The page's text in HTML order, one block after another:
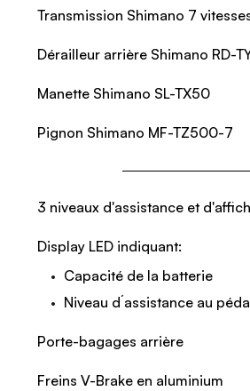
Transmission Shimano 7
Dérailleur arrière Shimano RD-
Manette Shimano SL-TX50
Pignon Shimano MF-TZ500-7
3 niveaux d'assistance et
Display LED indiquant:
Capacité de la batterie
Niveau d´assistance au
Porte-bagages arrière
Freins V-Brake en aluminium